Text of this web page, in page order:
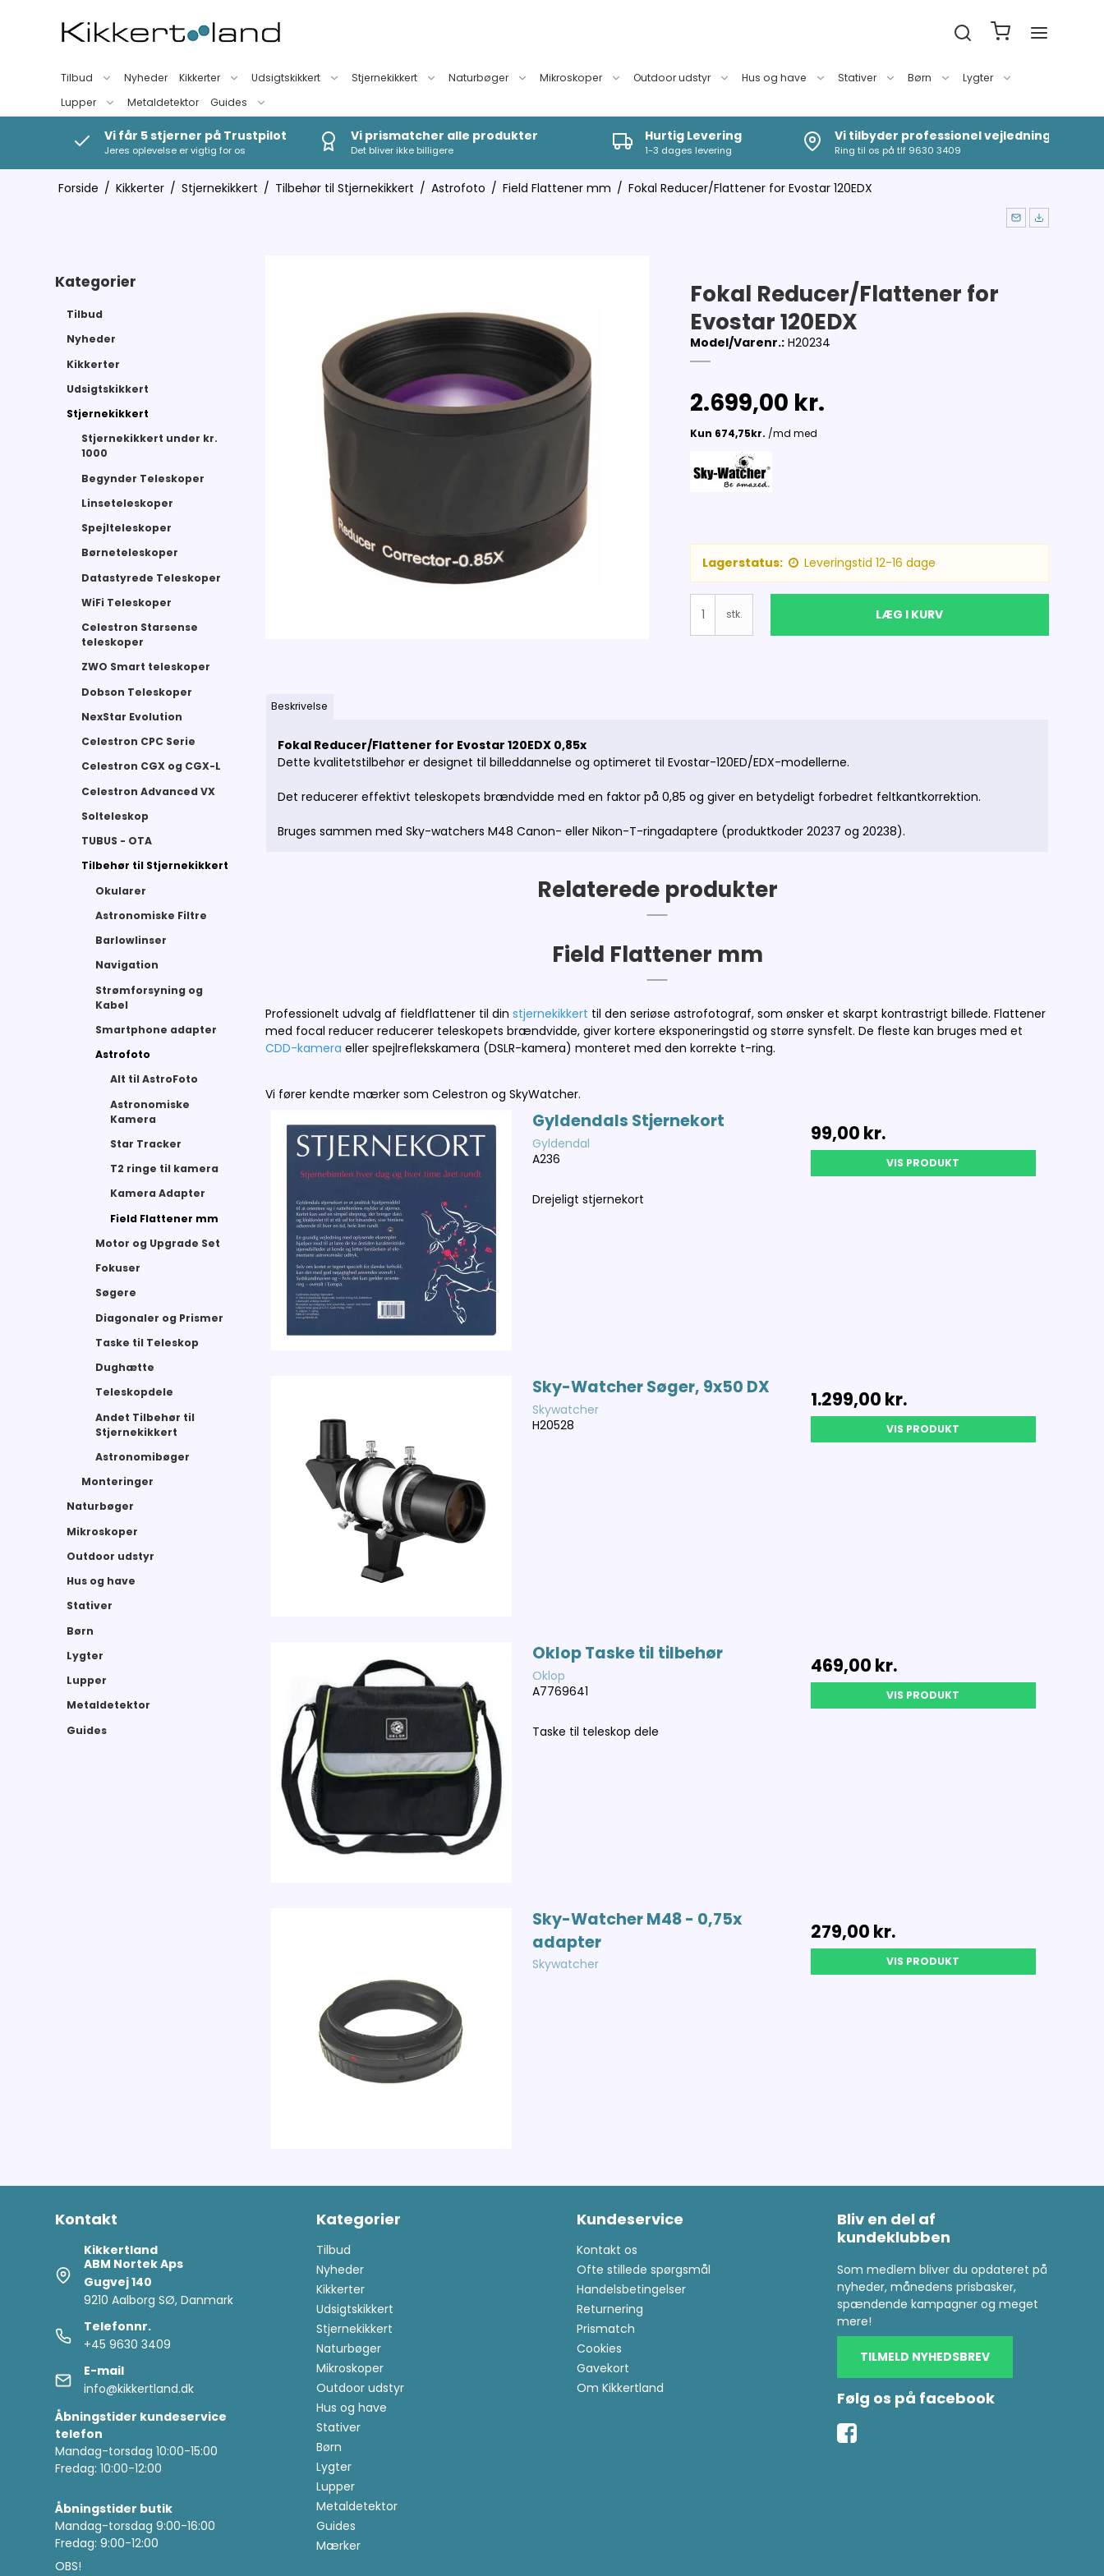
Tilbud Nyheder Kikkerter Udsigtskikkert Stjernekikkert Naturbøger Mikroskoper Outdoor udstyr Hus og have Stativer Børn
Lygter
Lupper
Metaldetektor Guides
Vi får 5 stjerner på Trustpilot
Jeres oplevelse er vigtig for os
Vi prismatcher alle produkter
Det bliver ikke billigere
Hurtig Levering
1-3 dages levering
Vi tilbyder professionel vejledning
Ring til os på tlf 9630 3409
Forside / Kikkerter / Stjernekikkert / Tilbehør til Stjernekikkert / Astrofoto / Field Flattener mm / Fokal Reducer/Flattener for Evostar 120EDX
Kategorier
Tilbud
Nyheder
Kikkerter
Udsigtskikkert
Stjernekikkert
Stjernekikkert under kr.
1000
Begynder Teleskoper
Linseteleskoper
Spejlteleskoper
Børneteleskoper
Datastyrede Teleskoper
WiFi Teleskoper
Celestron Starsense
teleskoper
ZWO Smart teleskoper
Dobson Teleskoper
NexStar Evolution
Celestron CPC Serie
Celestron CGX og CGX-L
Celestron Advanced VX
Solteleskop
TUBUS - OTA
Tilbehør til Stjernekikkert
Okularer
Astronomiske Filtre
Barlowlinser
Navigation
Strømforsyning og
Kabel
Smartphone adapter
Astrofoto
Alt til AstroFoto
Astronomiske
Kamera
Star Tracker
T2 ringe til kamera
Kamera Adapter
Field Flattener mm
Motor og Upgrade Set
Fokuser
Søgere
Diagonaler og Prismer
Taske til Teleskop
Dughætte
Teleskopdele
Andet Tilbehør til
Stjernekikkert
Astronomibøger
Monteringer
Naturbøger
Mikroskoper
Outdoor udstyr
Hus og have
Stativer
Børn
Lygter
Lupper
Metaldetektor
Guides
Fokal Reducer/Flattener for
Evostar 120EDX
Model/Varenr.: H20234
2.699,00 kr.
Lagerstatus: Leveringstid 12-16 dage
stk. LÆG I KURV
Beskrivelse
Fokal Reducer/Flattener for Evostar 120EDX 0,85x
Dette kvalitetstilbehør er designet til billeddannelse og optimeret til Evostar-120ED/EDX-modellerne.
Det reducerer effektivt teleskopets brændvidde med en faktor på 0,85 og giver en betydeligt forbedret feltkantkorrektion.
Bruges sammen med Sky-watchers M48 Canon- eller Nikon-T-ringadaptere (produktkoder 20237 og 20238).
Relaterede produkter
Field Flattener mm
Professionelt udvalg af fieldflattener til dinstjernekikkert til den seriøse astrofotograf, som ønsker et skarpt kontrastrigt billede. Flattener
med focal reducer reducerer teleskopets brændvidde, giver kortere eksponeringstid og større synsfelt. De fleste kan bruges med et
CDD-kamera eller spejlreflekskamera (DSLR-kamera) monteret med den korrekte t-ring.
Vi fører kendte mærker som Celestron og SkyWatcher.
Gyldendals Stjernekort
Gyldendal
A236
Drejeligt stjernekort
99,00 kr.
VIS PRODUKT
Sky-Watcher Søger, 9x50 DX
Skywatcher
H20528
1.299,00 kr.
VIS PRODUKT
Oklop Taske til tilbehør
Oklop
A7769641
Taske til teleskop dele
469,00 kr.
VIS PRODUKT
Sky-Watcher M48 - 0,75x
adapter
Skywatcher
279,00 kr.
VIS PRODUKT
Kontakt
Kikkertland
ABM Nortek Aps
Gugvej 140
9210 Aalborg SØ, Danmark
Telefonnr.
+45 9630 3409
E-mail
info@kikkertland.dk
Åbningstider kundeservice
telefon
Mandag-torsdag 10:00-15:00
Fredag: 10:00-12:00
Åbningstider butik
Mandag-torsdag 9:00-16:00
Fredag: 9:00-12:00
OBS!
Kategorier
Tilbud
Nyheder
Kikkerter
Udsigtskikkert
Stjernekikkert
Naturbøger
Mikroskoper
Outdoor udstyr
Hus og have
Stativer
Børn
Lygter
Lupper
Metaldetektor
Guides
Mærker
Kundeservice
Kontakt os
Ofte stillede spørgsmål
Handelsbetingelser
Returnering
Prismatch
Cookies
Gavekort
Om Kikkertland
Bliv en del af
kundeklubben
Som medlem bliver du opdateret på
nyheder, månedens prisbasker,
spændende kampagner og meget
mere!
TILMELD NYHEDSBREV
Følg os på facebook